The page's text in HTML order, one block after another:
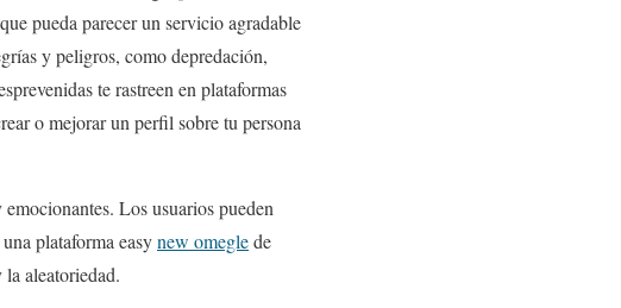
pueda parecer un servicio agradable
y peligros, como depredación,
te rastreen en plataformas
o mejorar un perfil sobre tu persona
Los usuarios pueden
plataforma easynew omeglede
aleatoriedad.